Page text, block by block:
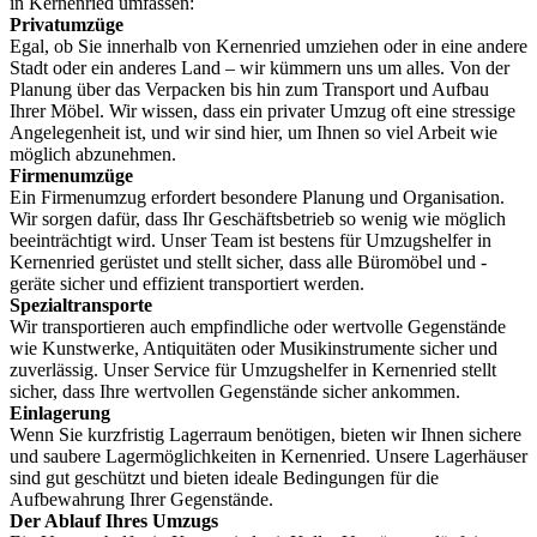
Privatumzüge
Egal, ob Sie innerhalb von Kernenried umziehen oder in eine andere
Stadt oder ein anderes Land – wir kümmern uns um alles. Von der
Planung über das Verpacken bis hin zum Transport und Aufbau
Ihrer Möbel. Wir wissen, dass ein privater Umzug oft eine stressige
Angelegenheit ist, und wir sind hier, um Ihnen so viel Arbeit wie
möglich abzunehmen.
Firmenumzüge
Ein Firmenumzug erfordert besondere Planung und Organisation.
Wir sorgen dafür, dass Ihr Geschäftsbetrieb so wenig wie möglich
beeinträchtigt wird. Unser Team ist bestens für Umzugshelfer in
Kernenried gerüstet und stellt sicher, dass alle Büromöbel und -
geräte sicher und effizient transportiert werden.
Spezialtransporte
Wir transportieren auch empfindliche oder wertvolle Gegenstände
wie Kunstwerke, Antiquitäten oder Musikinstrumente sicher und
zuverlässig. Unser Service für Umzugshelfer in Kernenried stellt
sicher, dass Ihre wertvollen Gegenstände sicher ankommen.
Einlagerung
Wenn Sie kurzfristig Lagerraum benötigen, bieten wir Ihnen sichere
und saubere Lagermöglichkeiten in Kernenried. Unsere Lagerhäuser
sind gut geschützt und bieten ideale Bedingungen für die
Aufbewahrung Ihrer Gegenstände.
Der Ablauf Ihres Umzugs